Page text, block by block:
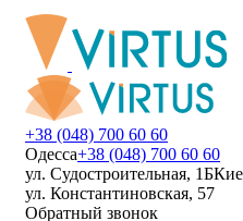
+38 (048) 700 60 60
Одесса+38 (048) 700 60 60
ул. Судостроительная, 1Б
ул. Константиновская, 57
Обратный звонок